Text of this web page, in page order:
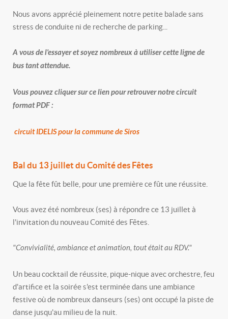
Nous avons apprécié pleinement notre petite balade sans
stress de conduite ni de recherche de parking...
A vous de l'essayer et soyez nombreux à utiliser cette ligne de
bus tant attendue.
Vous pouvez cliquer sur ce lien pour retrouver notre circuit
format PDF :
circuit IDELIS pour la commune de Siros
Bal du 13 juillet du Comité des Fêtes
Que la fête fût belle, pour une première ce fût une réussite.
Vous avez été nombreux (ses) à répondre ce 13 juillet à
l'invitation du nouveau Comité des Fêtes.
"Convivialité, ambiance et animation, tout était au RDV."
Un beau cocktail de réussite, pique-nique avec orchestre, feu
d'artifice et la soirée s'est terminée dans une ambiance
festive où de nombreux danseurs (ses) ont occupé la piste de
danse jusqu'au milieu de la nuit.